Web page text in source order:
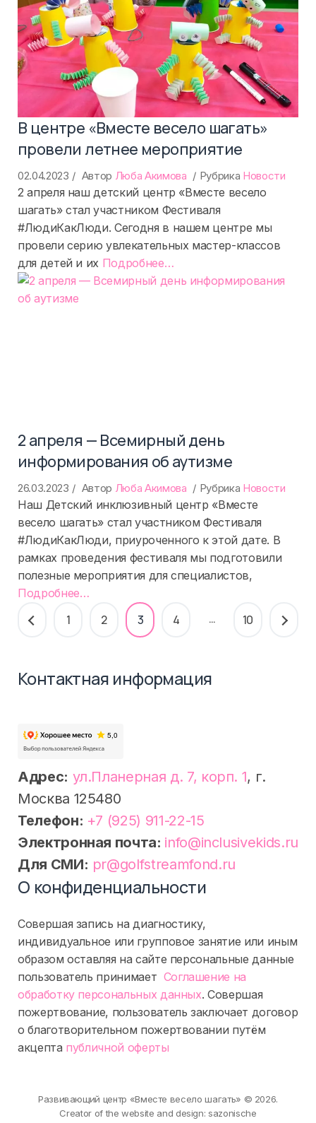
В центре «Вместе весело шагать»
провели летнее мероприятие
02.04.2023 Автор Люба Акимова Рубрика Новости
2 апреля наш детский центр «Вместе весело
шагать» стал участником Фестиваля
#ЛюдиКакЛюди. Сегодня в нашем центре мы
провели серию увлекательных мастер-классов
для детей и их Подробнее«%s»
…
2 апреля — Всемирный день
информирования об аутизме
26.03.2023 Автор Люба Акимова Рубрика Новости
Наш Детский инклюзивный центр «Вместе
весело шагать» стал участником Фестиваля
#ЛюдиКакЛюди, приуроченного к этой дате. В
рамках проведения фестиваля мы подготовили
полезные мероприятия для специалистов,
Подробнее«%s»
…
Пагинация
1 2 3 4 … 10
Контактная информация
Адрес: ул.Планерная д. 7, корп. 1, г.
Москва 125480
Телефон: +7 (925) 911-22-15
Электронная почта: info@inclusivekids.ru
Для СМИ: pr@golfstreamfond.ru
О конфиденциальности
Совершая запись на диагностику,
индивидуальное или групповое занятие или иным
образом оставляя на сайте персональные данные
пользователь принимает Соглашение на
обработку персональных данных. Совершая
пожертвование, пользователь заключает договор
о благотворительном пожертвовании путём
акцепта публичной оферты
Развивающий центр «Вместе весело шагать» © 2026.
Creator of the website and design:sazonische